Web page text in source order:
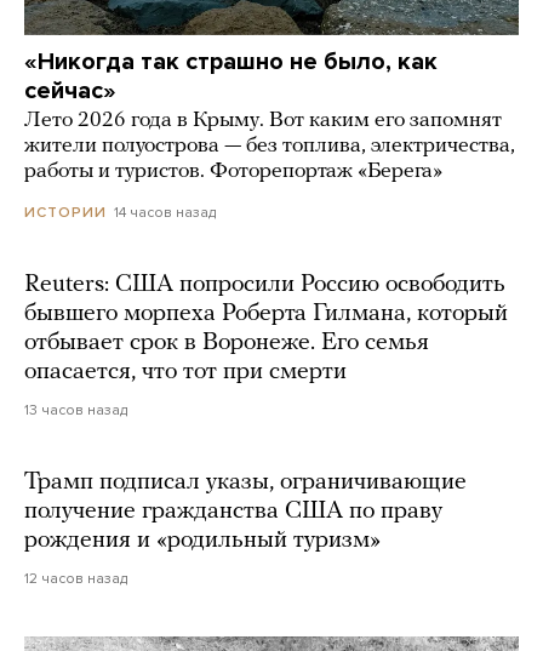
«Никогда так страшно не было, как
сейчас»
Лето 2026 года в Крыму. Вот каким его запомнят
жители полуострова — без топлива, электричества,
работы и туристов. Фоторепортаж «Берега»
ИСТОРИИ 14 часов назад
Reuters: США попросили Россию освободить
бывшего морпеха Роберта Гилмана, который
отбывает срок в Воронеже. Его семья
опасается, что тот при смерти
13 часов назад
Трамп подписал указы, ограничивающие
получение гражданства США по праву
рождения и «родильный туризм»
12 часов назад